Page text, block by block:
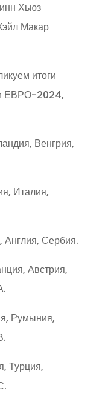
Хьюз
Макар
итоги
ЕВРО-2024,
Венгрия,
Италия,
Сербия.
Австрия,
Румыния,
Турция,